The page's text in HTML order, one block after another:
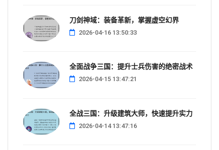
刀剑神域：装备革新，掌握虚空幻界
2026-04-16 13:50:33
全面战争三国：提升士兵伤害的绝密战术
2026-04-15 13:47:21
全战三国：升级建筑大师，快速提升实力
2026-04-14 13:47:16